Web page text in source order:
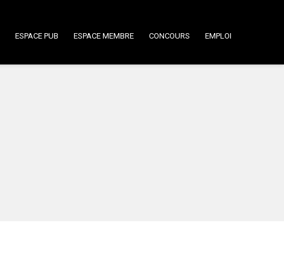
ESPACE PUB ESPACE MEMBRE CONCOURS EMPLOI